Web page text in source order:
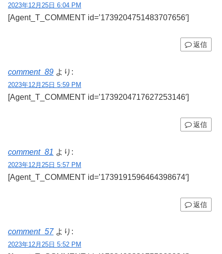
2023年12月25日 6:04 PM
[Agent_T_COMMENT id=’1739204751483707656′]
返信
comment_89 より:
2023年12月25日 5:59 PM
[Agent_T_COMMENT id=’1739204717627253146′]
返信
comment_81 より:
2023年12月25日 5:57 PM
[Agent_T_COMMENT id=’1739191596464398674′]
返信
comment_57 より:
2023年12月25日 5:52 PM